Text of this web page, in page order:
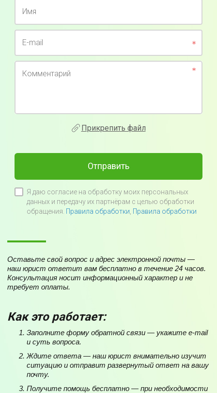
Имя
E-mail
Комментарий
Прикрепить файл
Отправить
Я даю согласие на обработку моих персональных
данных и передачу их партнёрам с целью обработки
обращения. Правила обработки Правила обработки
Оставьте свой вопрос и адрес электронной почты —
наш юрист ответит вам бесплатно в течение 24 часов.
Консультация носит информационный характер и не
требует оплаты.
Как это работает:
Заполните форму обратной связи — укажите e-mail
и суть вопроса.
Ждите ответа — наш юрист внимательно изучит
ситуацию и отправит развернутый ответ на вашу
почту.
Получите помощь бесплатно — при необходимости